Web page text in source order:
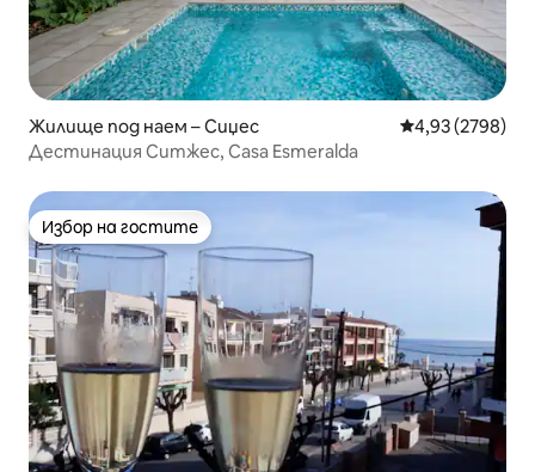
Жилище под наем – Сиџес Средна
4,93 (2798)
Дестинация Ситжес, Casa Esmeralda
Избор на гостите
Избор на гостите